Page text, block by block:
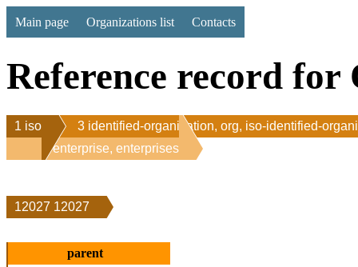
Main page Organizations list Contacts
Reference record for
1 iso
3 identified-organization, org, iso-identified-
1 enterprise, enterprises
12027 12027
parent